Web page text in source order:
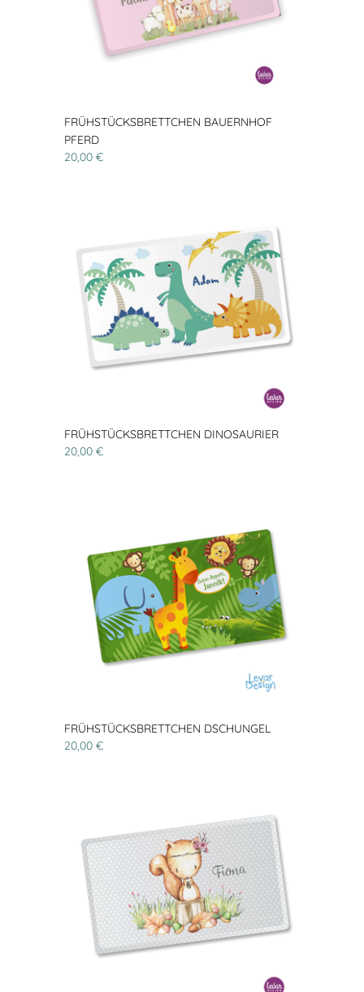
FRÜHSTÜCKSBRETTCHEN BAUERNHOF
PFERD
20,00 €
FRÜHSTÜCKSBRETTCHEN DINOSAURIER
20,00 €
FRÜHSTÜCKSBRETTCHEN DSCHUNGEL
20,00 €